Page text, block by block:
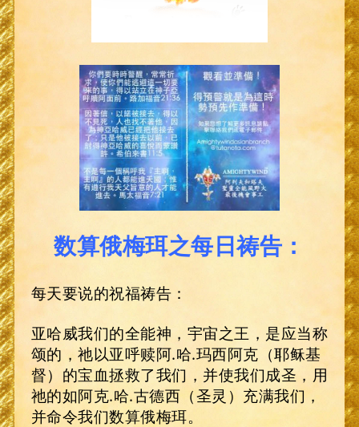
数算俄梅珥之每日祷告：
每天要说的祝福祷告：
亚哈威我们的全能神，宇宙之王，是应当称
颂的，祂以亚呼赎阿.哈.玛西阿克（耶稣基
督）的宝血拯救了我们，并使我们成圣，用
祂的如阿克.哈.古德西（圣灵）充满我们，
并命令我们数算俄梅珥。